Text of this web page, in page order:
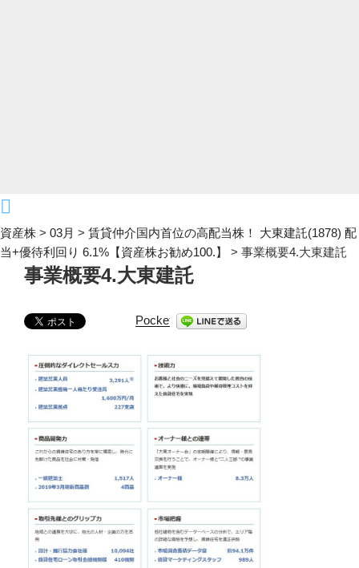
資産株 > 03月 > 賃貸仲介国内首位の高配当株！ 大東建託(1878) 配
当+優待利回り 6.1%【資産株お勧め100.】
> 事業概要4.大東建託
事業概要4.大東建託
Pocket